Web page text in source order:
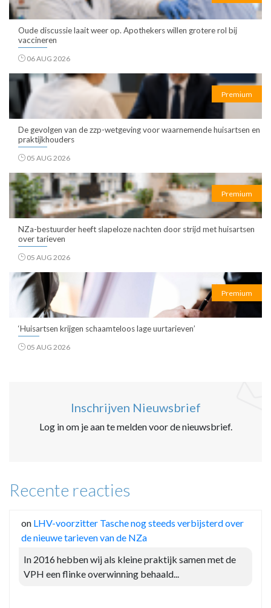
Oude discussie laait weer op. Apothekers willen grotere rol bij
vaccineren
06 AUG 2026
Premium
De gevolgen van de zzp-wetgeving voor waarnemende huisartsen en
praktijkhouders
05 AUG 2026
Premium
NZa-bestuurder heeft slapeloze nachten door strijd met huisartsen
over tarieven
05 AUG 2026
Premium
‘Huisartsen krijgen schaamteloos lage uurtarieven’
05 AUG 2026
Inschrijven Nieuwsbrief
Log in om je aan te melden voor de nieuwsbrief.
Recente reacties
on LHV-voorzitter Tasche nog steeds verbijsterd over
de nieuwe tarieven van de NZa
In 2016 hebben wij als kleine praktijk samen met de
VPH een flinke overwinning behaald...